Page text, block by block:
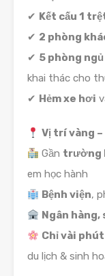
✔ Kết cấu 1
✔ 2 phòng
✔ 5 phòng ngủ
khai thác cho
✔ Hẻm xe hơi
Vị trí vàng
Gần trường
em học hành
Bệnh viện,
Ngân
Chỉ vài
du lịch & sinh